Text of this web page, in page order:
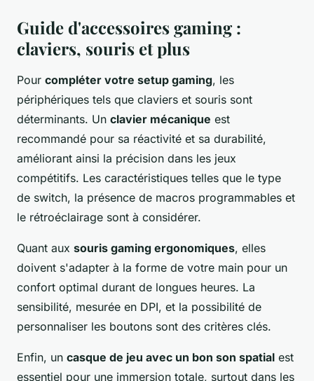
Guide d'accessoires gaming :
claviers, souris et plus
Pour compléter votre setup gaming, les
périphériques tels que claviers et souris sont
déterminants. Un clavier mécanique est
recommandé pour sa réactivité et sa durabilité,
améliorant ainsi la précision dans les jeux
compétitifs. Les caractéristiques telles que le type
de switch, la présence de macros programmables et
le rétroéclairage sont à considérer.
Quant aux souris gaming ergonomiques, elles
doivent s'adapter à la forme de votre main pour un
confort optimal durant de longues heures. La
sensibilité, mesurée en DPI, et la possibilité de
personnaliser les boutons sont des critères clés.
Enfin, un casque de jeu avec un bon son spatial est
essentiel pour une immersion totale, surtout dans les